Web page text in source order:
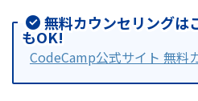
無料カウンセリングは
もOK!
CodeCamp公式サイト 無料